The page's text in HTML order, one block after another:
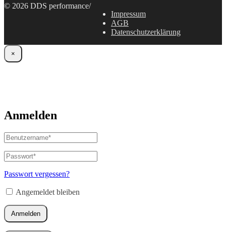
© 2026 DDS performance/
Impressum
AGB
Datenschutzerklärung
×
Anmelden
Benutzername
oder
E-
Mail-
Adresse*
Passwort*
Erforderlich
Passwort vergessen?
Angemeldet bleiben
Anmelden